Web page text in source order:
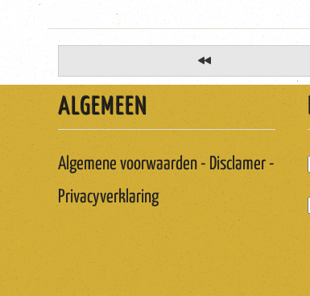
ALGEMEEN
Algemene voorwaarden - Disclamer -
Privacyverklaring